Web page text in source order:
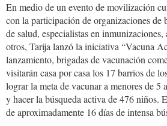
En medio de un evento de movilización
con la participación de organizaciones de
de salud, especialistas en
otros, Tarija lanzó la iniciativa “Vacuna
lanzamiento, brigadas de vacunación
visitarán casa por casa los 17 barrios de
lograr la meta de vacunar a menores de 5
y hacer la búsqueda activa de 476 niños.
de aproximadamente 16 días de intensa